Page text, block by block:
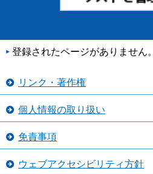
登録されたページがありません。
リンク・著作権
個人情報の取り扱い
免責事項
ウェブアクセシビリティ方針